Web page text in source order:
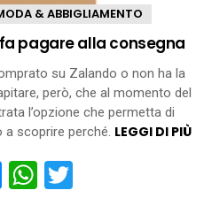
& ABBIGLIAMENTO
pagare alla consegna
su Zalando o non ha la
però, che al momento del
l’opzione che permetta di
a scoprire perché. LEGGI DI PIÙ
Messenger
WhatsApp